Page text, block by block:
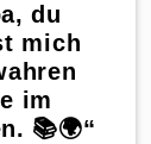
du
mich
im
📚🌍“